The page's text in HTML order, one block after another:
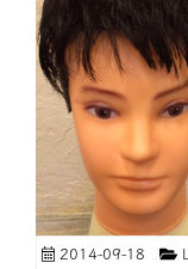
2014-09-18